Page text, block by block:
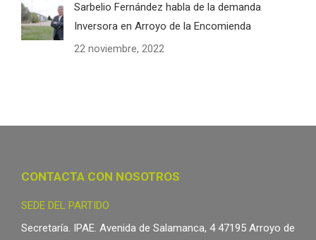
Sarbelio Fernández habla de la demanda
Inversora en Arroyo de la Encomienda
22 noviembre, 2022
CONTACTA CON NOSOTROS
SEDE DEL PARTIDO
Secretaría. IPAE. Avenida de Salamanca, 4 47195 Arroyo de